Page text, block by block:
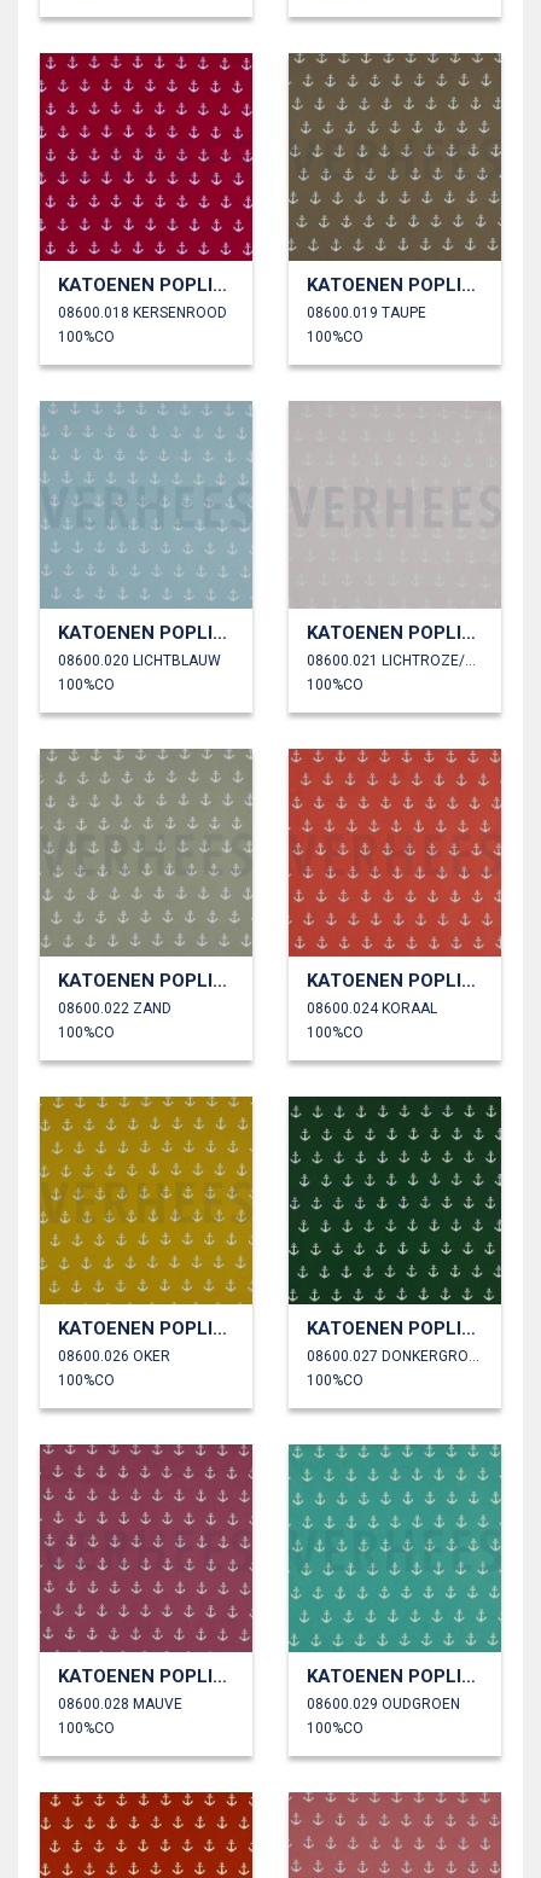
KATOENEN POPLIN ANKERS
08600.018 KERSENROOD
100%CO
KATOENEN POPLIN ANKERS
08600.019 TAUPE
100%CO
KATOENEN POPLIN ANKERS
08600.020 LICHTBLAUW
100%CO
KATOENEN POPLIN ANKERS
08600.021 LICHTROZE/OUDROZE
100%CO
KATOENEN POPLIN ANKERS
08600.022 ZAND
100%CO
KATOENEN POPLIN ANKERS
08600.024 KORAAL
100%CO
KATOENEN POPLIN ANKERS
08600.026 OKER
100%CO
KATOENEN POPLIN ANKERS
08600.027 DONKERGROEN
100%CO
KATOENEN POPLIN ANKERS
08600.028 MAUVE
100%CO
KATOENEN POPLIN ANKERS
08600.029 OUDGROEN
100%CO